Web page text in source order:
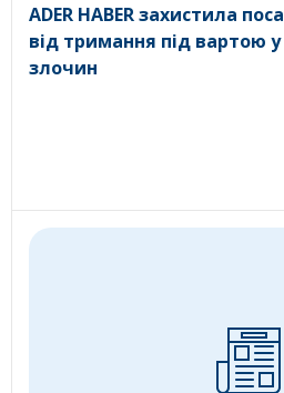
ADER HABER захистила
від тримання під вартою
злочин